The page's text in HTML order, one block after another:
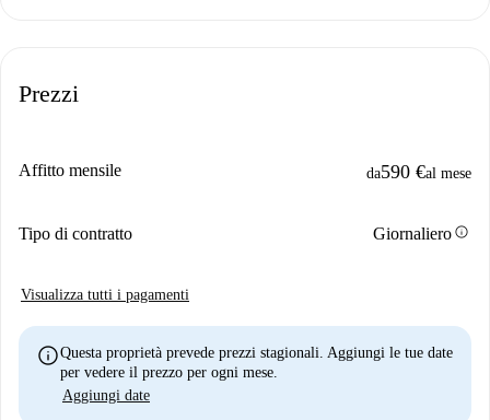
Prezzi
Affitto mensile da590 €al mese
Tipo di contratto Giornalieroinfo
Visualizza tutti i pagamenti
infoQuesta proprietà prevede prezzi stagionali. Aggiungi le tue date
per vedere il prezzo per ogni mese.
Aggiungi date